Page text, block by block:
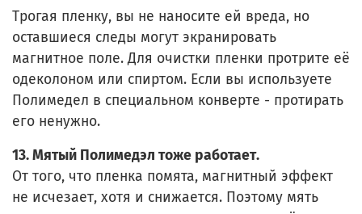
Трогая пленку, вы не наносите ей вреда, но
оставшиеся следы могут экранировать
магнитное поле. Для очистки пленки протрите её
одеколоном или спиртом. Если вы используете
Полимедел в специальном конверте - протирать
его ненужно.
13. Мятый Полимедэл тоже работает.
От того, что пленка помята, магнитный эффект
не исчезает, хотя и снижается. Поэтому мять